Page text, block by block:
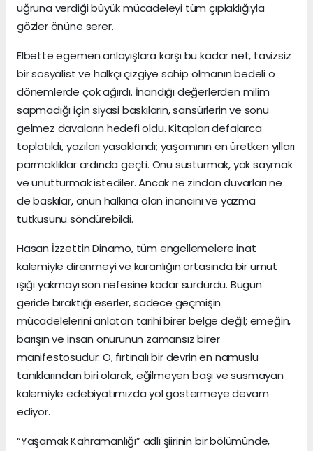
uğruna verdiği büyük mücadeleyi tüm çıplaklığıyla
gözler önüne serer.
Elbette egemen anlayışlara karşı bu kadar net, tavizsiz
bir sosyalist ve halkçı çizgiye sahip olmanın bedeli o
dönemlerde çok ağırdı. İnandığı değerlerden milim
sapmadığı için siyasi baskıların, sansürlerin ve sonu
gelmez davaların hedefi oldu. Kitapları defalarca
toplatıldı, yazıları yasaklandı; yaşamının en üretken yılları
parmaklıklar ardında geçti. Onu susturmak, yok saymak
ve unutturmak istediler. Ancak ne zindan duvarları ne
de baskılar, onun halkına olan inancını ve yazma
tutkusunu söndürebildi.
Hasan İzzettin Dinamo, tüm engellemelere inat
kalemiyle direnmeyi ve karanlığın ortasında bir umut
ışığı yakmayı son nefesine kadar sürdürdü. Bugün
geride bıraktığı eserler, sadece geçmişin
mücadelelerini anlatan tarihi birer belge değil; emeğin,
barışın ve insan onurunun zamansız birer
manifestosudur. O, fırtınalı bir devrin en namuslu
tanıklarından biri olarak, eğilmeyen başı ve susmayan
kalemiyle edebiyatımızda yol göstermeye devam
ediyor.
“Yaşamak Kahramanlığı” adlı şiirinin bir bölümünde,